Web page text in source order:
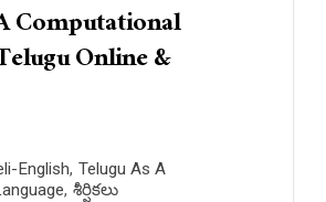
Computational
Online &
English, Telugu As A
, శీర్షికలు